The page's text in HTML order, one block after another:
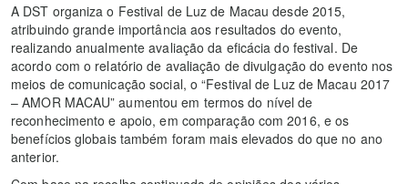
A DST organiza o Festival de Luz de Macau desde 2015,
atribuindo grande importância aos resultados do evento,
realizando anualmente avaliação da eficácia do festival. De
acordo com o relatório de avaliação de divulgação do evento nos
meios de comunicação social, o “Festival de Luz de Macau 2017
– AMOR MACAU” aumentou em termos do nível de
reconhecimento e apoio, em comparação com 2016, e os
benefícios globais também foram mais elevados do que no ano
anterior.